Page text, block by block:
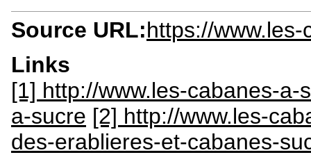
Source URL:https://
Links
[1] http://www.les-cabanes-
a-sucre [2] http://www.les-
des-erablieres-et-cabanes-